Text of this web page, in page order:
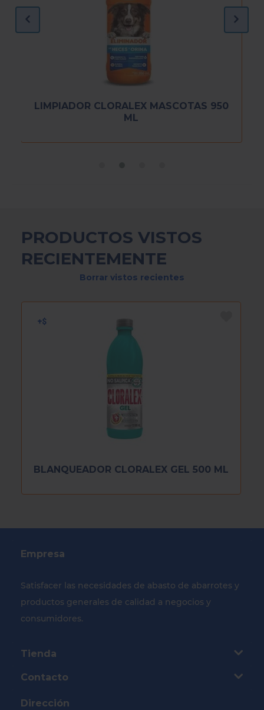
LIMPIADOR CLORALEX MASCOTAS 950
ML
PRODUCTOS VISTOS
RECIENTEMENTE
Borrar vistos recientes
BLANQUEADOR CLORALEX GEL 500 ML
Empresa
Satisfacer las necesidades de abasto de abarrotes y
productos generales de calidad a negocios y
consumidores.
Tienda
Contacto
Dirección